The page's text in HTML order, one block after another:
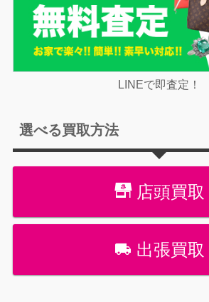
LINEで即査定！
選べる買取方法
店頭買取
出張買取